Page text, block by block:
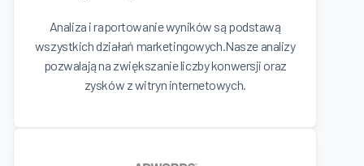
Analiza i raportowanie wyników są podstawą
wszystkich działań marketingowych.Nasze analizy
pozwalają na zwiększanie liczby konwersji oraz
zysków z witryn internetowych.